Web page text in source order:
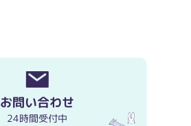
お問い合わせ
24時間受付中